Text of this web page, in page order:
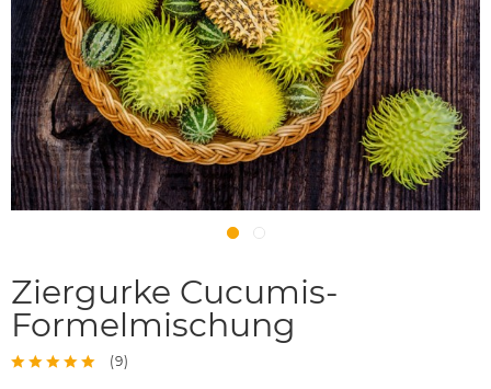
Ziergurke Cucumis-
Formelmischung
(9)